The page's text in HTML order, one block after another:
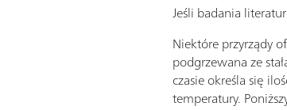
Jeśli badania
Niektóre przyrządy
podgrzewana ze
czasie określa się
temperatury.